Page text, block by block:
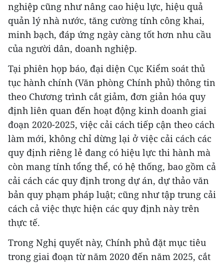
nghiệp cũng như nâng cao hiệu lực, hiệu quả
quản lý nhà nước, tăng cường tính công khai,
minh bạch, đáp ứng ngày càng tốt hơn nhu cầu
của người dân, doanh nghiệp.
Tại phiên họp báo, đại diện Cục Kiểm soát thủ
tục hành chính (Văn phòng Chính phủ) thông tin
theo Chương trình cắt giảm, đơn giản hóa quy
định liên quan đến hoạt động kinh doanh giai
đoạn 2020-2025, việc cải cách tiếp cận theo cách
làm mới, không chỉ dừng lại ở việc cải cách các
quy định riêng lẻ đang có hiệu lực thi hành mà
còn mang tính tổng thể, có hệ thống, bao gồm cả
cải cách các quy định trong dự án, dự thảo văn
bản quy phạm pháp luật; cũng như tập trung cải
cách cả việc thực hiện các quy định này trên
thực tế.
Trong Nghị quyết này, Chính phủ đặt mục tiêu
trong giai đoạn từ năm 2020 đến năm 2025, cắt